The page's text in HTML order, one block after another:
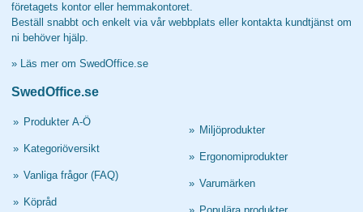
företagets kontor eller hemmakontoret.
Beställ snabbt och enkelt via vår webbplats eller kontakta kundtjänst om
ni behöver hjälp.
» Läs mer om SwedOffice.se
SwedOffice.se
» Produkter A-Ö
» Kategoriöversikt
» Vanliga frågor (FAQ)
» Köpråd
» Miljöprodukter
» Ergonomiprodukter
» Varumärken